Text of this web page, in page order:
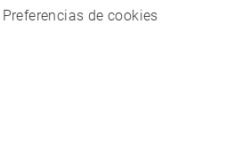
Preferencias de cookies